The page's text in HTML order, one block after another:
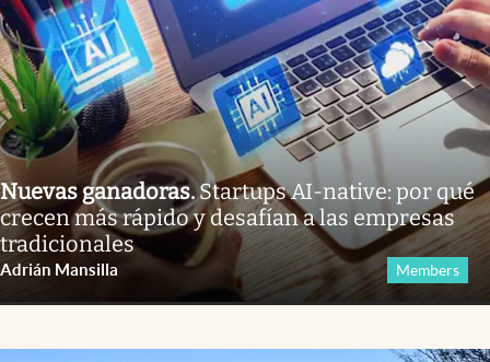
Nuevas ganadoras.Startups AI-native: por qué
crecen más rápido y desafían a las empresas
tradicionales
Adrián Mansilla Members